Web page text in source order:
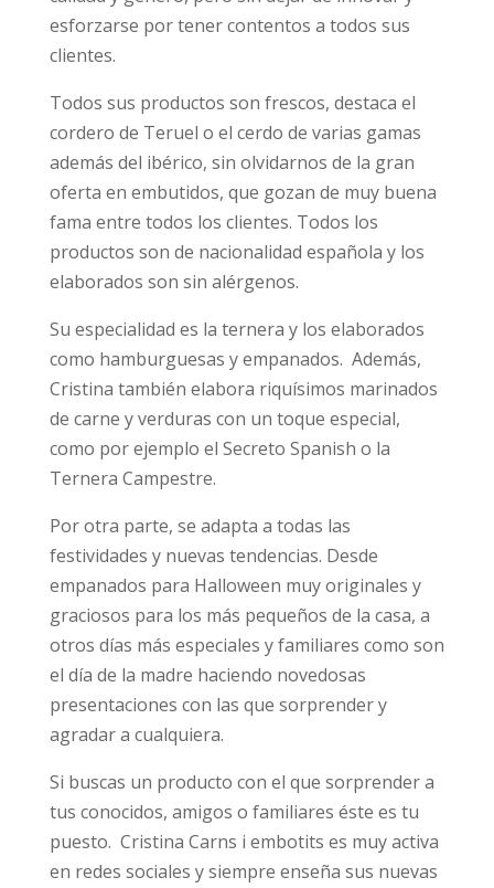
esforzarse por tener contentos a todos sus
clientes.
Todos sus productos son frescos, destaca el
cordero de Teruel o el cerdo de varias gamas
además del ibérico, sin olvidarnos de la gran
oferta en embutidos, que gozan de muy buena
fama entre todos los clientes. Todos los
productos son de nacionalidad española y los
elaborados son sin alérgenos.
Su especialidad es la ternera y los elaborados
como hamburguesas y empanados. Además,
Cristina también elabora riquísimos marinados
de carne y verduras con un toque especial,
como por ejemplo el Secreto Spanish o la
Ternera Campestre.
Por otra parte, se adapta a todas las
festividades y nuevas tendencias. Desde
empanados para Halloween muy originales y
graciosos para los más pequeños de la casa, a
otros días más especiales y familiares como son
el día de la madre haciendo novedosas
presentaciones con las que sorprender y
agradar a cualquiera.
Si buscas un producto con el que sorprender a
tus conocidos, amigos o familiares éste es tu
puesto. Cristina Carns i embotits es muy activa
en redes sociales y siempre enseña sus nuevas